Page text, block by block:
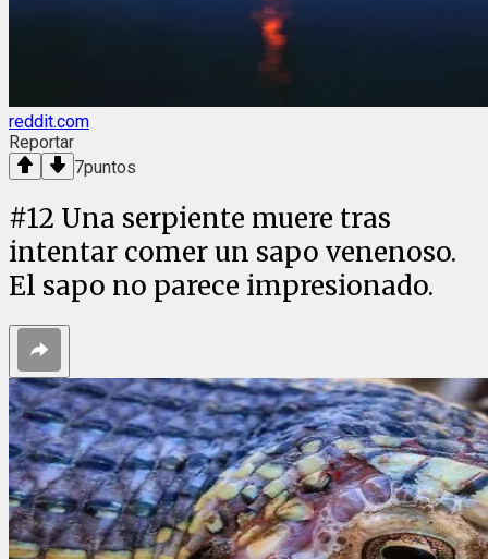
reddit.com
Reportar
7puntos
#12 Una serpiente muere tras
intentar comer un sapo venenoso.
El sapo no parece impresionado.